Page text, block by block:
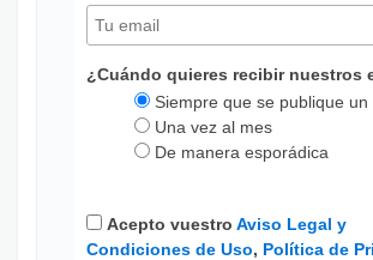
¿Cuándo quieres recibir nuestros
Siempre que se publique
Una vez al mes
De manera esporádica
Acepto vuestro Aviso Legal y
Condiciones de Uso, Política de